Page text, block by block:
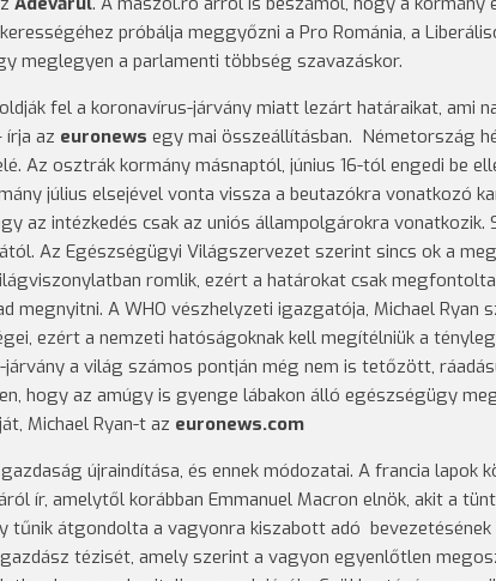
próbálja meggyőzni a Pro Románia, a
meglegyen a parlamenti többség szavazáskor.
fel a koronavírus-járvány miatt lezárt határaikat, ami
írja az euronews egy mai összeállításban. Németország
Az osztrák kormány másnaptól, június 16-tól engedi be
július elsejével vonta vissza a beutazókra vonatkozó
az intézkedés csak az uniós állampolgárokra
Az Egészségügyi Világszervezet szerint sincs ok a
romlik, ezért a határokat csak
megnyitni. A WHO vészhelyzeti igazgatója, Michael Ryan
ezért a nemzeti hatóságoknak kell megítélniük a
járvány a világ számos pontján még nem is tetőzött,
hogy az amúgy is gyenge lábakon álló egészségügy
Michael Ryan-t az euronews.com
újraindítása, és ennek módozatai. A francia lapok
ír, amelytől korábban Emmanuel Macron elnök, akit a
tűnik átgondolta a vagyonra kiszabott adó
tézisét, amely szerint a vagyon egyenlőtlen